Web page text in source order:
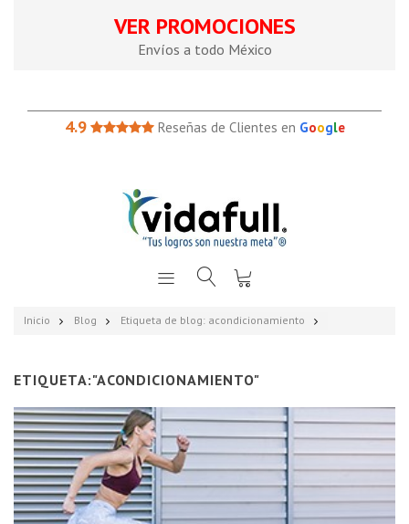
VER PROMOCIONES
Envíos a todo México
4.9 Reseñas de Clientes en Google
Inicio Blog Etiqueta de blog: acondicionamiento
ETIQUETA:"ACONDICIONAMIENTO"